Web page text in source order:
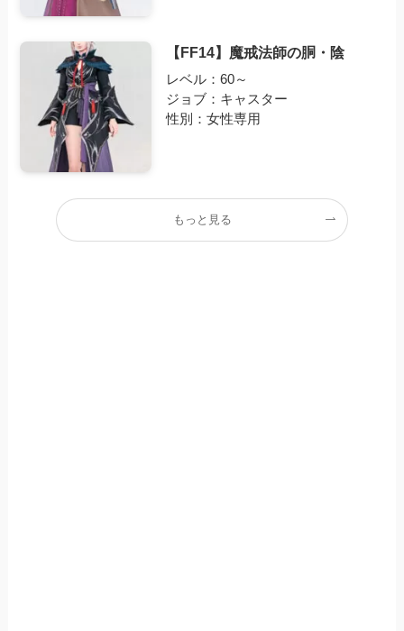
【FF14】魔戒法師の胴・陰
レベル：60～
ジョブ：キャスター
性別：女性専用
もっと見る